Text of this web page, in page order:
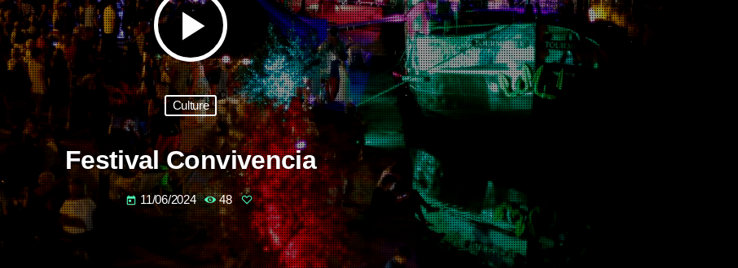
play_arrow
Culture
Festival Convivencia
today 11/06/2024 48